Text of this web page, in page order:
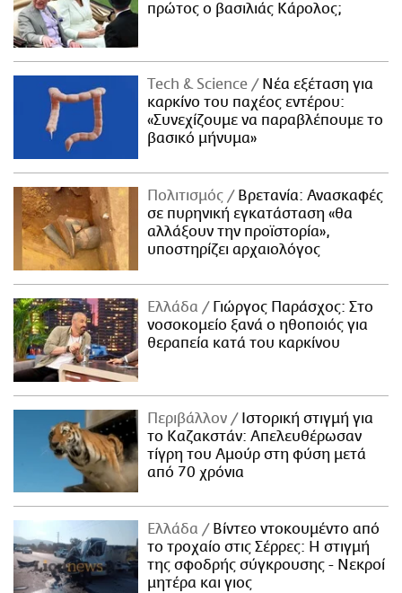
πρώτος ο βασιλιάς Κάρολος;
Τech & Science
Νέα εξέταση για
καρκίνο του παχέος εντέρου:
«Συνεχίζουμε να παραβλέπουμε το
βασικό μήνυμα»
Πολιτισμός
Βρετανία: Ανασκαφές
σε πυρηνική εγκατάσταση «θα
αλλάξουν την προϊστορία»,
υποστηρίζει αρχαιολόγος
Ελλάδα
Γιώργος Παράσχος: Στο
νοσοκομείο ξανά ο ηθοποιός για
θεραπεία κατά του καρκίνου
Περιβάλλον
Ιστορική στιγμή για
το Καζακστάν: Απελευθέρωσαν
τίγρη του Αμούρ στη φύση μετά
από 70 χρόνια
Ελλάδα
Βίντεο ντοκουμέντο από
το τροχαίο στις Σέρρες: Η στιγμή
της σφοδρής σύγκρουσης - Νεκροί
μητέρα και γιος